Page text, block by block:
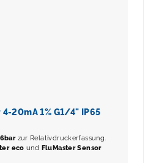
20mA 1% G1/4" IP65
zur Relativdruckerfassung.
ecound FluMaster Sensor